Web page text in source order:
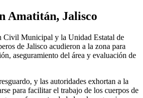
Amatitán, Jalisco
Civil Municipal y la Unidad Estatal de
de Jalisco acudieron a la zona para
aseguramiento del área y evaluación de
y las autoridades exhortan a la
para facilitar el trabajo de los cuerpos de